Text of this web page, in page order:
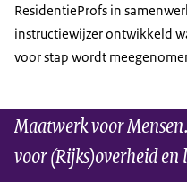
ResidentieProfs in
instructiewijzer ontwikkeld
voor stap wordt
Maatwerk voor
voor (Rijks)overheid en